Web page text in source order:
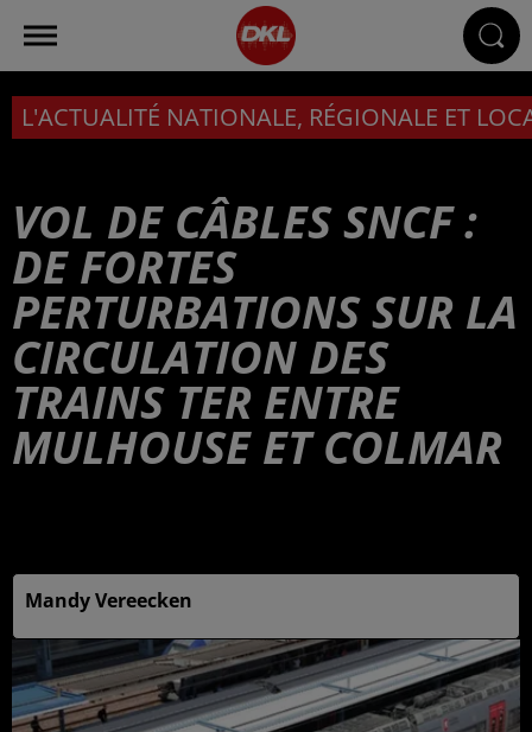
L'ACTUALITÉ NATIONALE, RÉGIONALE ET
VOL DE CÂBLES SNCF :
DE FORTES
PERTURBATIONS SUR LA
CIRCULATION DES
TRAINS TER ENTRE
MULHOUSE ET COLMAR
Mandy Vereecken